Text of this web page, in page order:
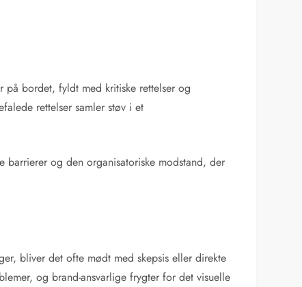
på bordet, fyldt med kritiske rettelser og
rettelser samler støv i et
og den organisatoriske modstand, der
bliver det ofte mødt med skepsis eller direkte
og brand-ansvarlige frygter for det visuelle